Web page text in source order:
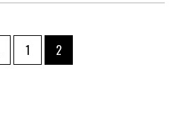
Pagina
1 Pagina
2